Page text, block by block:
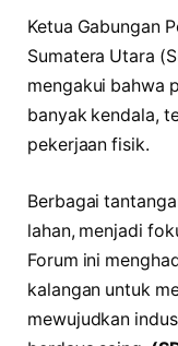
Ketua Gabungan
Sumatera Utara
mengakui bahwa
banyak kendala,
pekerjaan fisik.
Berbagai
lahan, menjadi
Forum ini
kalangan untuk
mewujudkan